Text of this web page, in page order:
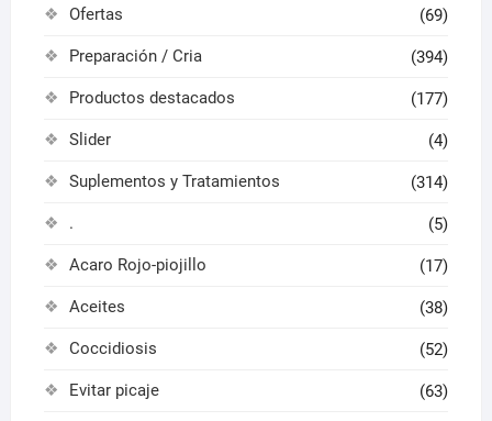
Ofertas (69)
Preparación / Cria (394)
Productos destacados (177)
Slider (4)
Suplementos y Tratamientos (314)
. (5)
Acaro Rojo-piojillo (17)
Aceites (38)
Coccidiosis (52)
Evitar picaje (63)